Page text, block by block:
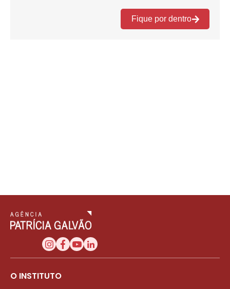
O INSTITUTO